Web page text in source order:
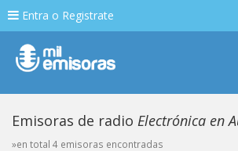
Entra o Registrate
Emisoras de radio Electrónica en
»en total 4 emisoras encontradas